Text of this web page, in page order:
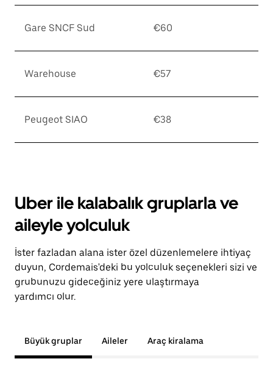
Gare SNCF Sud €60
Warehouse €57
Peugeot SIAO €38
Uber ile kalabalık gruplarla ve
aileyle yolculuk
İster fazladan alana ister özel düzenlemelere ihtiyaç
duyun, Cordemais'deki bu yolculuk seçenekleri sizi ve
grubunuzu gideceğiniz yere ulaştırmaya
yardımcı olur.
Büyük gruplar Aileler Araç kiralama